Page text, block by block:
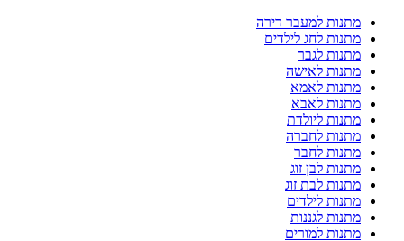
מתנות למעבר דירה
מתנות לחג לילדים
מתנות לגבר
מתנות לאישה
מתנות לאמא
מתנות לאבא
מתנות ליולדת
מתנות לחברה
מתנות לחבר
מתנות לבן זוג
מתנות לבת זוג
מתנות לילדים
מתנות לגננות
מתנות למורים